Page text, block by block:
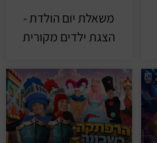
משאלת יום הולדת -
הצגת ילדים מקורית